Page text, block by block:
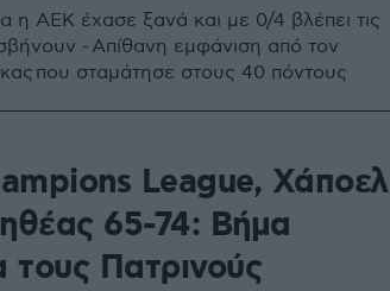
ΑΕΚ έχασε ξανά και με 0/4 βλέπει τις
- Απίθανη εμφάνιση από τον
που σταμάτησε στους 40 πόντους
League, Χάποελ
65-74: Βήμα
τους Πατρινούς